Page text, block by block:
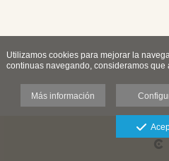
Utilizamos cookies para mejorar la
continuas navegando, consideramos que
Más información